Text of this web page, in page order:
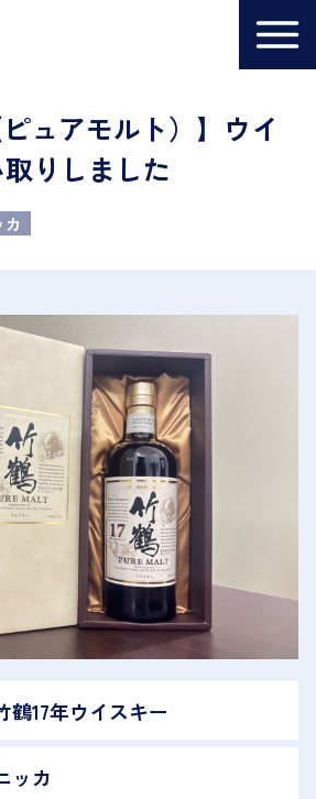
ピュアモルト）】ウイ
りしました
カ
鶴17年ウイスキー
ッカ